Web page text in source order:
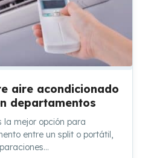
aire acondicionado
departamentos
la mejor opción para
entre un split o portátil,